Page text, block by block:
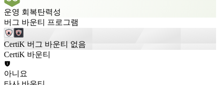
운영 회복탄력성
버그 바운티 프로그램
CertiK 버그 바운티 없음
CertiK 바운티
아니요